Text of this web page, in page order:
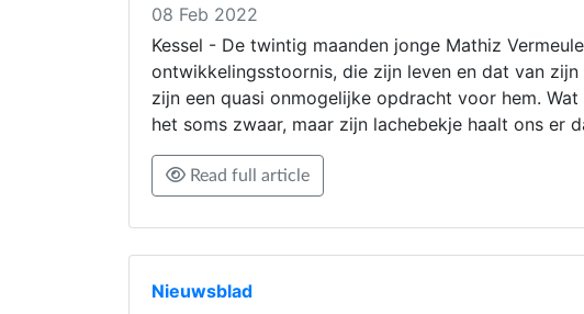
08 Feb 2022
Kessel - De twintig maanden jonge Mathiz
ontwikkelingsstoornis, die zijn leven en dat van
zijn een quasi onmogelijke opdracht voor hem.
het soms zwaar, maar zijn lachebekje haalt ons er
Read full article
Nieuwsblad